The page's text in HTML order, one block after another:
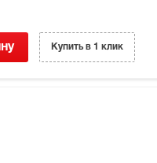
Купить в 1 клик